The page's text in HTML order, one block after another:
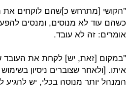
"הקושי [מתרחש כ]שהם לוקחים את
כשהם עוד לא מנוסים, ומנסים
אומרים: זה לא עובד.
"במקום [זאת, יש] לקחת את העובד
איתו. [ולאחר שצוברים ניסיון
המנהל יותר מנוסה בכלי, יש להגיע